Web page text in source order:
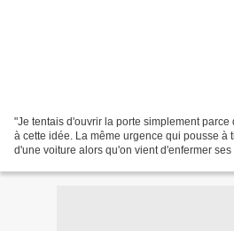
"Je tentais d'ouvrir la porte simplement
à cette idée. La même urgence qui pousse à
d'une voiture alors qu'on vient d'enfermer